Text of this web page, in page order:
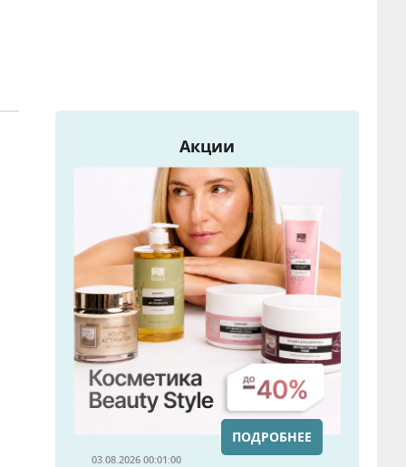
Акции
03.08.2026 00:01:00
ПОДРОБНЕЕ